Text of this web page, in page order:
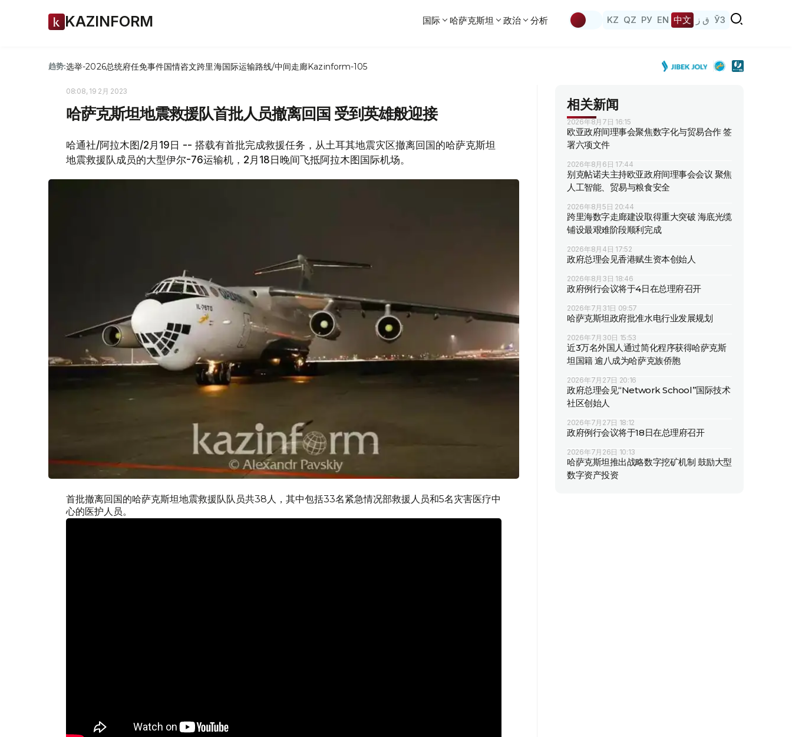
KAZINFORM 国际 哈萨克斯坦 政治 分析 KZ QZ РУ EN 中文 ق ز ЎЗ
趋势:选举-2026总统府任免事件国情咨文跨里海国际运输路线/中间走廊Kazinform-105
08:08, 19 2月 2023
哈萨克斯坦地震救援队首批人员撤离回国 受到英雄般迎接
哈通社/阿拉木图/2月19日 -- 搭载有首批完成救援任务，从土耳其地震灾区撤离回国的哈萨克斯坦
地震救援队成员的大型伊尔-76运输机，2月18日晚间飞抵阿拉木图国际机场。
首批撤离回国的哈萨克斯坦地震救援队队员共38人，其中包括33名紧急情况部救援人员和5名灾害医疗中
心的医护人员。
相关新闻
2026年8月7日 16:15
欧亚政府间理事会聚焦数字化与贸易合作 签
署六项文件
2026年8月6日 17:44
别克帖诺夫主持欧亚政府间理事会会议 聚焦
人工智能、贸易与粮食安全
2026年8月5日 20:44
跨里海数字走廊建设取得重大突破 海底光缆
铺设最艰难阶段顺利完成
2026年8月4日 17:52
政府总理会见香港赋生资本创始人
2026年8月3日 18:46
政府例行会议将于4日在总理府召开
2026年7月31日 09:57
哈萨克斯坦政府批准水电行业发展规划
2026年7月30日 15:53
近3万名外国人通过简化程序获得哈萨克斯
坦国籍 逾八成为哈萨克族侨胞
2026年7月27日 20:16
政府总理会见“Network School”国际技术
社区创始人
2026年7月27日 18:12
政府例行会议将于18日在总理府召开
2026年7月26日 10:13
哈萨克斯坦推出战略数字挖矿机制 鼓励大型
数字资产投资